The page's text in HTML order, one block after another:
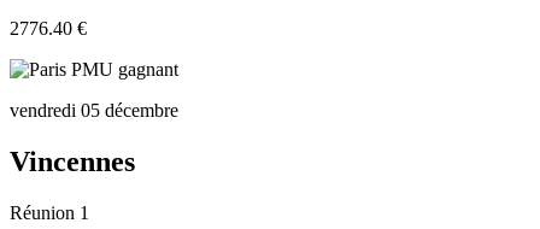
2776.40 €
vendredi 05 décembre
Vincennes
Réunion 1